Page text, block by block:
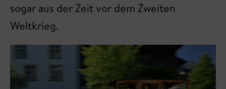
sogar aus der Zeit vor dem Zweiten
Weltkrieg.